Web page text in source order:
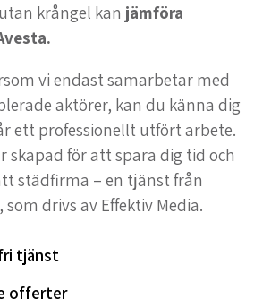
krångel kan jämföra
vi endast samarbetar med
aktörer, kan du känna dig
ett professionellt utfört arbete.
skapad för att spara dig tid och
städfirma – en tjänst från
som drivs av Effektiv Media.
tjänst
offerter